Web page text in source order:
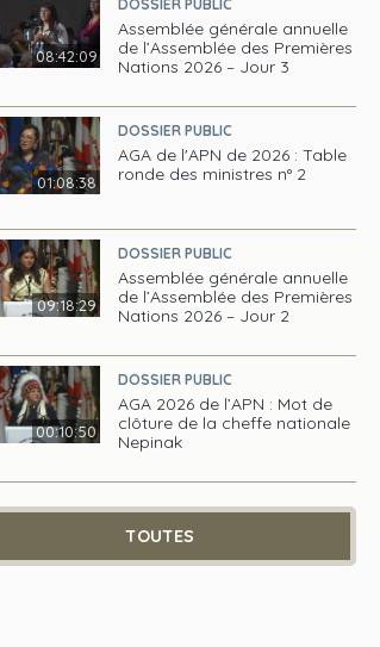
08:42:09
DOSSIER PUBLIC
Assemblée générale annuelle
de l’Assemblée des Premières
Nations 2026 – Jour 3
01:08:38
DOSSIER PUBLIC
AGA de l'APN de 2026 : Table
ronde des ministres n° 2
09:18:29
DOSSIER PUBLIC
Assemblée générale annuelle
de l’Assemblée des Premières
Nations 2026 – Jour 2
00:10:50
DOSSIER PUBLIC
AGA 2026 de l’APN : Mot de
clôture de la cheffe nationale
Nepinak
TOUTES